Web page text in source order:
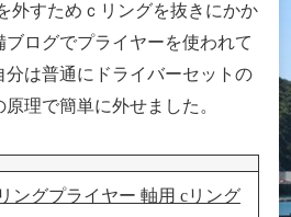
外すためｃリングを抜きにかか
ブログでプライヤーを使われて
分は普通にドライバーセットの
理で簡単に外せました。
ングプライヤー 軸用 cリング